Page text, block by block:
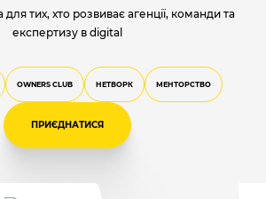
для тих, хто розвиває агенції, команди та
експертизу в digital
OWNERS CLUB НЕТВОРК МЕНТОРСТВО
ПРИЄДНАТИСЯ